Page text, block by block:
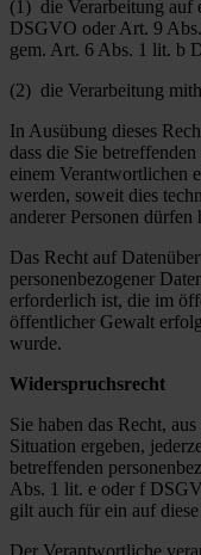
(1) die Verarbeitung
DSGVO oder Art. 9
gem. Art. 6 Abs. 1 lit. b
(2) die Verarbeitung
In Ausübung dieses
dass die Sie
einem Verantwortlichen
werden, soweit dies
anderer Personen
Das Recht auf
personenbezogener
erforderlich ist, die im
öffentlicher Gewalt
wurde.
Widerspruchsrecht
Sie haben das Recht,
Situation ergeben,
betreffenden
Abs. 1 lit. e oder f
gilt auch für ein auf